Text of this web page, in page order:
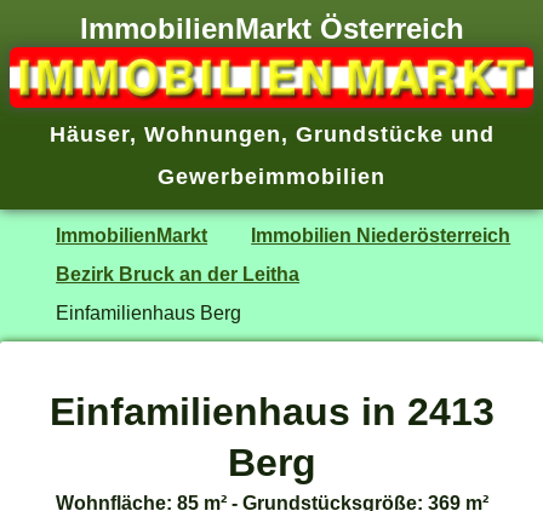
ImmobilienMarkt Österreich
Häuser, Wohnungen, Grundstücke und
Gewerbeimmobilien
ImmobilienMarkt
Immobilien Niederösterreich
Bezirk Bruck an der Leitha
Einfamilienhaus Berg
Einfamilienhaus in 2413
Berg
Wohnfläche: 85 m² - Grundstücksgröße: 369 m²